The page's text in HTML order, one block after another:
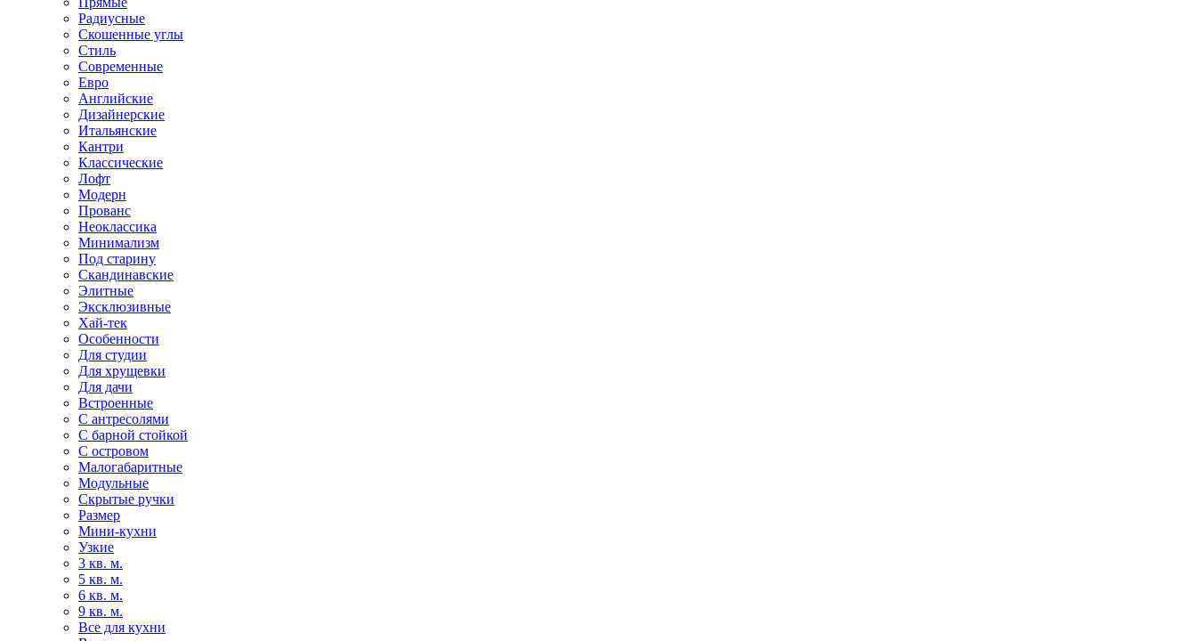
Радиусные
Скошенные углы
Стиль
Современные
Евро
Английские
Дизайнерские
Итальянские
Кантри
Классические
Лофт
Модерн
Прованс
Неоклассика
Минимализм
Под старину
Скандинавские
Элитные
Эксклюзивные
Хай-тек
Особенности
Для студии
Для хрущевки
Для дачи
Встроенные
С антресолями
С барной стойкой
С островом
Малогабаритные
Модульные
Скрытые ручки
Размер
Мини-кухни
Узкие
3 кв. м.
5 кв. м.
6 кв. м.
9 кв. м.
Все для кухни